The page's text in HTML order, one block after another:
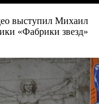
выступил Михаил
«Фабрики звезд»